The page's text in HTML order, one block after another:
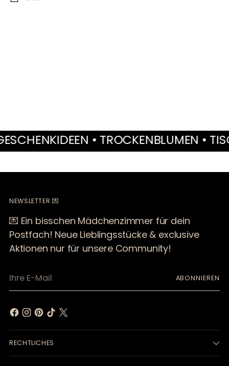
• TROCKENBLUMEN •
NEWSLETTER 💌
💌 Ein bisschen Mädchenzimmer für dein
Postfach! Neue Lieblingsstücke & exclusive
Aktionen nur für unsere Community!
E-
ABONNIEREN
RECHTLICHES